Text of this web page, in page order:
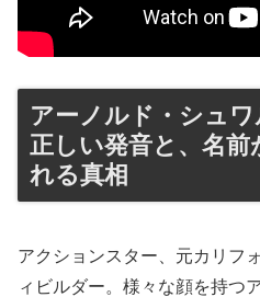
アーノルド・シュ
正しい発音と、名前
れる真相
アクションスター、元カリフ
ィビルダー。様々な顔を持つ